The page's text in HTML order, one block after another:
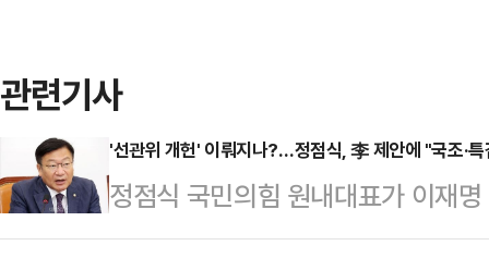
관련기사
'선관위 개헌' 이뤄지나?…정점식, 李 제안에 "국조·
정점식 국민의힘 원내대표가 이재
트 개헌' 제안에 "국정조사특위의